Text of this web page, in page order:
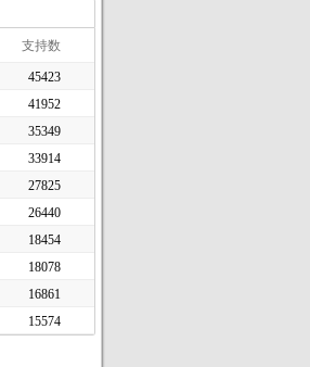
支持数
45423
41952
35349
33914
27825
26440
18454
18078
16861
15574